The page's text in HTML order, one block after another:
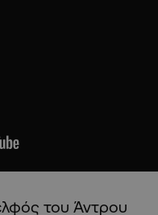
του Άντρου